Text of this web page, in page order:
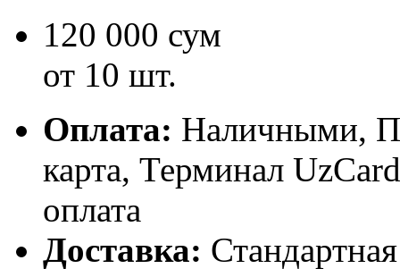
120 000 сум
от 10 шт.
Оплата: Наличными,
карта, Терминал
оплата
Доставка: